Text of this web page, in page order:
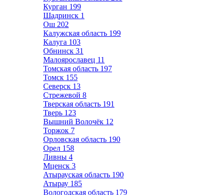
Курган 199
Шадринск 1
Ош 202
Калужская область 199
Калуга 103
Обнинск 31
Малоярославец 11
Томская область 197
Томск 155
Северск 13
Стрежевой 8
Тверская область 191
Тверь 123
Вышний Волочёк 12
Торжок 7
Орловская область 190
Орел 158
Ливны 4
Мценск 3
Атырауская область 190
Атырау 185
Вологодская область 179